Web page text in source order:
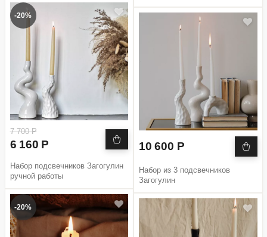
-20%
7 700 Р
6 160 Р
Набор подсвечников Загогулин
ручной работы
-20%
10 600 Р
Набор из 3 подсвечников
Загогулин